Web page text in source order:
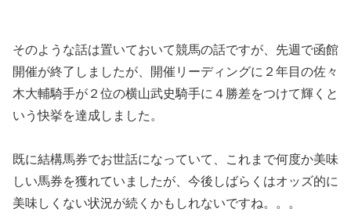
そのような話は置いておいて競馬の話ですが、先週で函館
開催が終了しましたが、開催リーディングに２年目の佐々
木大輔騎手が２位の横山武史騎手に４勝差をつけて輝くと
いう快挙を達成しました。
既に結構馬券でお世話になっていて、これまで何度か美味
しい馬券を獲れていましたが、今後しばらくはオッズ的に
美味しくない状況が続くかもしれないですね。。。